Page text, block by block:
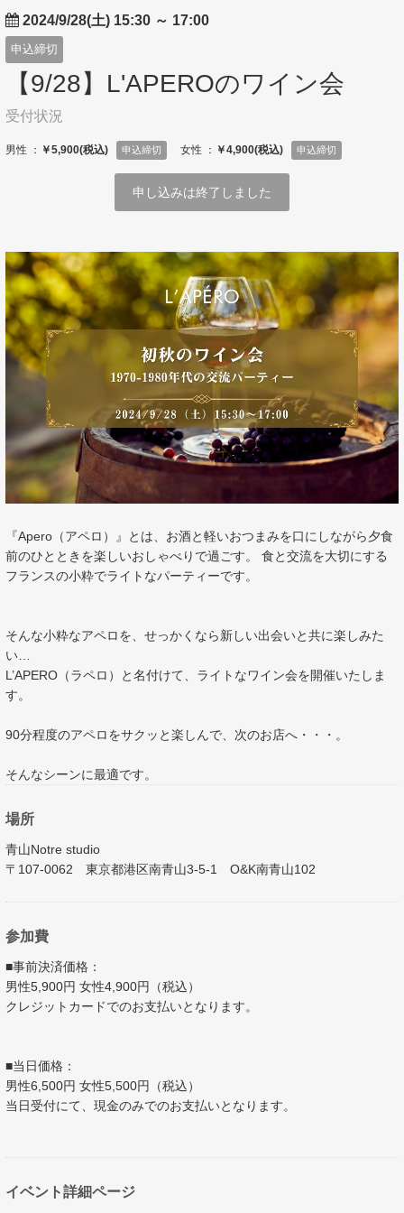
2024/9/28(土) 15:30 ～ 17:00
申込締切
【9/28】L'APEROのワイン会
受付状況
男性 ： ￥5,900(税込) 申込締切 女性 ： ￥4,900(税込) 申込締切
申し込みは終了しました
『Apero（アペロ）』とは、お酒と軽いおつまみを口にしながら夕食
前のひとときを楽しいおしゃべりで過ごす。 食と交流を大切にする
フランスの小粋でライトなパーティーです。
そんな小粋なアペロを、せっかくなら新しい出会いと共に楽しみた
い…
L’APERO（ラペロ）と名付けて、ライトなワイン会を開催いたしま
す。
90分程度のアペロをサクッと楽しんで、次のお店へ・・・。
そんなシーンに最適です。
場所
青山Notre studio
〒107-0062 東京都港区南青山3-5-1 O&K南青山102
参加費
■事前決済価格：
男性5,900円 女性4,900円（税込）
クレジットカードでのお支払いとなります。
■当日価格：
男性6,500円 女性5,500円（税込）
当日受付にて、現金のみでのお支払いとなります。
イベント詳細ページ